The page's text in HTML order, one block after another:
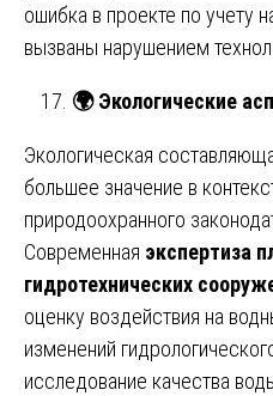
ошибка в проекте по учету
вызваны нарушением
🌍Экологические
Экологическая
большее значение в
природоохранного
Современная экспертиза
гидротехнических
оценку воздействия на
изменений
исследование качества